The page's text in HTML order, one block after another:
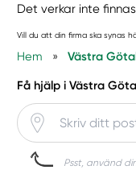
Det verkar inte
Vill du att din firma ska synas
Hem » Västra
Få hjälp i Västra
Psst, använd